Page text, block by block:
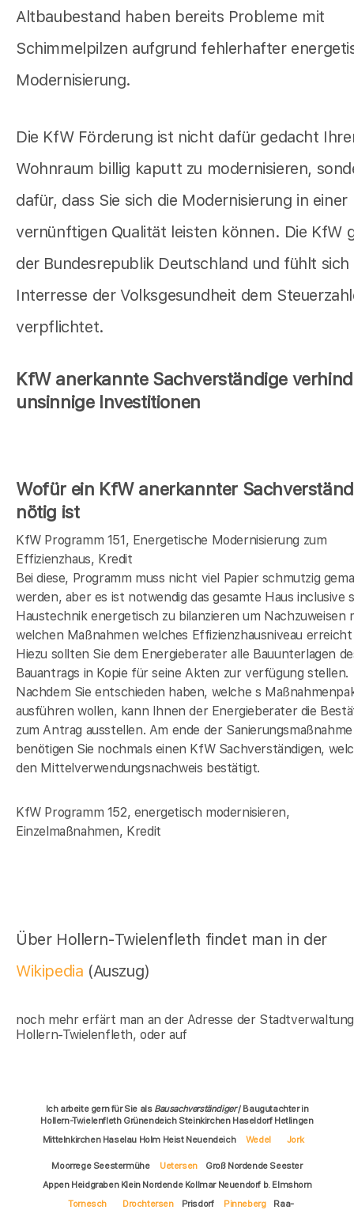
Altbaubestand haben bereits Probleme mit
Schimmelpilzen aufgrund fehlerhafter
Modernisierung.
Die KfW Förderung ist nicht dafür gedacht
Wohnraum billig kaputt zu modernisieren,
dafür, dass Sie sich die Modernisierung in einer
vernünftigen Qualität leisten können. Die KfW
der Bundesrepublik Deutschland und fühlt sich
Interresse der Volksgesundheit dem
verpflichtet.
KfW anerkannte Sachverständige
unsinnige Investitionen
Wofür ein KfW anerkannter
nötig ist
KfW Programm 151, Energetische Modernisierung zum
Effizienzhaus, Kredit
Bei diese, Programm muss nicht viel Papier schmutzig
werden, aber es ist notwendig das gesamte Haus inclusive
Haustechnik energetisch zu bilanzieren um Nachzuweisen
welchen Maßnahmen welches Effizienzhausniveau
Hiezu sollten Sie dem Energieberater alle Bauunterlagen
Bauantrags in Kopie für seine Akten zur verfügung stellen.
Nachdem Sie entschieden haben, welche s
ausführen wollen, kann Ihnen der Energieberater die
zum Antrag ausstellen. Am ende der Sanierungsmaßnahme
benötigen Sie nochmals einen KfW Sachverständigen,
den Mittelverwendungsnachweis bestätigt.
KfW Programm 152, energetisch modernisieren,
Einzelmaßnahmen, Kredit
Über Hollern-Twielenfleth findet man in der
Wikipedia (Auszug)
noch mehr erfärt man an der Adresse der
Hollern-Twielenfleth, oder auf
Ich arbeite gern für Sie als Bausachverständiger/ Baugutachter in
Hollern-Twielenfleth Grünendeich Steinkirchen Haseldorf Hetlingen
Mittelnkirchen Haselau Holm Heist Neuendeich
Wedel Jork
Moorrege Seestermühe Uetersen
Groß Nordende Seester
Appen Heidgraben Klein Nordende Kollmar Neuendorf b. Elmshorn
Tornesch
Drochtersen Prisdorf Pinneberg Raa-